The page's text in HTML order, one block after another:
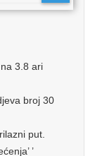
3.8 ari
broj 30
put.
’